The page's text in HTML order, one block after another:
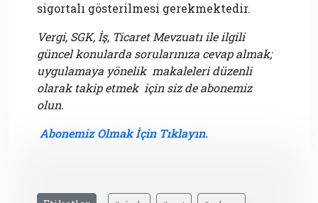
sigortalı gösterilmesi gerekmektedir.
Vergi, SGK, İş, Ticaret Mevzuatı ile ilgili
güncel konularda sorularınıza cevap almak;
uygulamaya yönelik makaleleri düzenli
olarak takip etmek için siz de abonemiz
olun.
Abonemiz Olmak İçin Tıklayın.